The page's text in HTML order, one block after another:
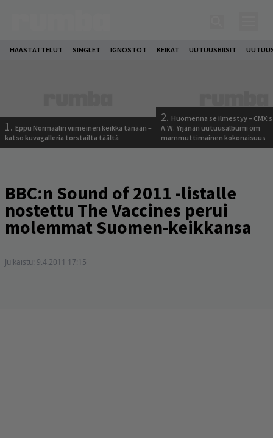
HAASTATTELUT SINGLET IGNOSTOT KEIKAT UUTUUSBIISIT
1. Eppu Normaalin viimeinen keikka tänään –
katso kuvagalleria torstailta täältä
2. Huomenna se ilmestyy –
A.W. Yrjänän uutuusalbumi om
mammuttimainen kokonaisuus
BBC:n Sound of 2011 -listalle
nostettu The Vaccines perui
molemmat Suomen-keikkansa
Julkaistu: 9.4.2011 17:15